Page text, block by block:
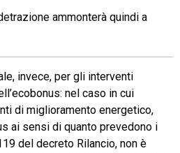
ammonterà quindi a
invece, per gli interventi
nel caso in cui
di miglioramento energetico,
ai sensi di quanto prevedono i
del decreto Rilancio, non è